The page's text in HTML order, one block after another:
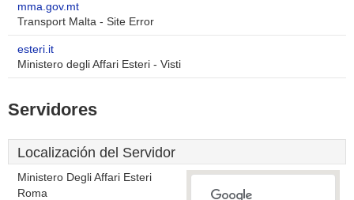
mma.gov.mt
Transport Malta - Site Error
esteri.it
Ministero degli Affari Esteri - Visti
Servidores
Localización del Servidor
Ministero Degli Affari Esteri
Roma